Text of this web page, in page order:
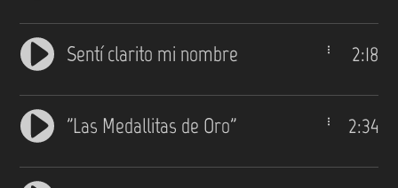
2:18
Sentí clarito mi nombre
2:34
"Las Medallitas de Oro"